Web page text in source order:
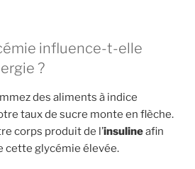
influence-t-elle
?
des aliments à indice
taux de sucre monte en flèche.
corps produit de l’insulineafin
cette glycémie élevée.